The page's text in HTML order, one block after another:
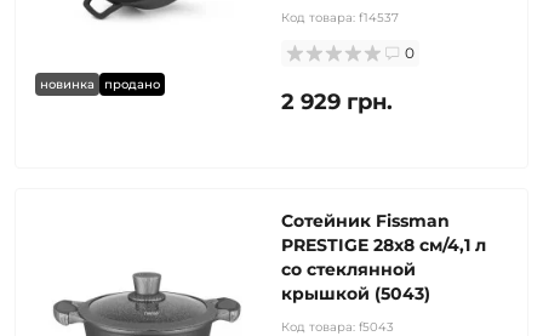
новинка продано
Код товара: f14537
0
2 929 грн.
Сотейник Fissman
PRESTIGE 28x8 см/4,1 л
со стеклянной
крышкой (5043)
Код товара: f5043